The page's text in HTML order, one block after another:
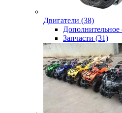
Двигатели (38)
Дополнительное
Запчасти (31)